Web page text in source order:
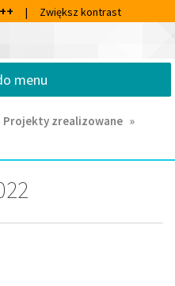
| Zwiększ kontrast
menu
Projekty zrealizowane »